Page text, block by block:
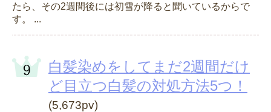
たら、その2週間後には初雪が降ると聞いているからで
す。 ...
白髪染めをしてまだ2週間だけ
ど目立つ白髪の対処方法5つ！
(5,673pv)